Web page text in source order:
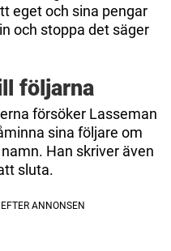
eget och sina pengar
och stoppa det säger
följarna
försöker Lasseman
sina följare om
Han skriver även
sluta.